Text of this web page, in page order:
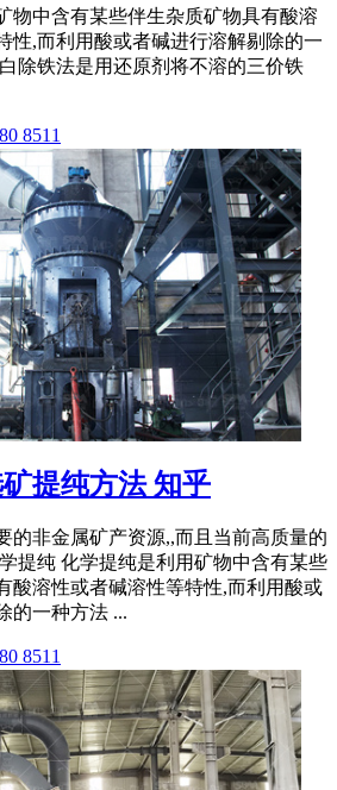
物中含有某些伴生杂质矿物具有酸溶
性,而利用酸或者碱进行溶解剔除的一
除铁法是用还原剂将不溶的三价铁
8511
提纯方法 知乎
的非金属矿产资源,,而且当前高质量的
提纯 化学提纯是利用矿物中含有某些
酸溶性或者碱溶性等特性,而利用酸或
的一种方法 ...
8511